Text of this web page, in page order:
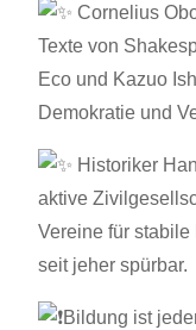
Cornelius
Texte von
Eco und Kazuo
Demokratie und
Historiker
aktive
Vereine für
seit jeher spürbar.
Bildung ist